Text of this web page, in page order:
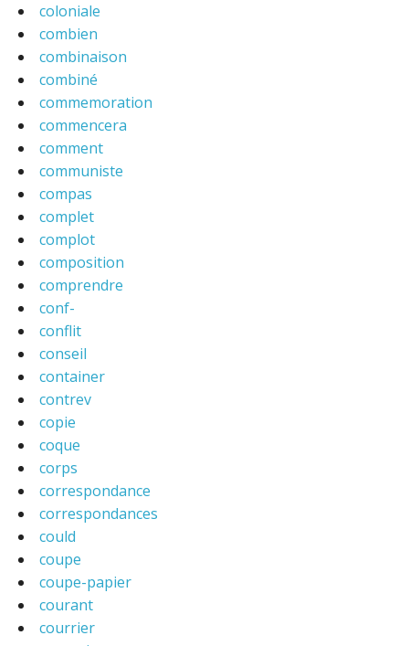
coloniale
combien
combinaison
combiné
commemoration
commencera
comment
communiste
compas
complet
complot
composition
comprendre
conf-
conflit
conseil
container
contrev
copie
coque
corps
correspondance
correspondances
could
coupe
coupe-papier
courant
courrier